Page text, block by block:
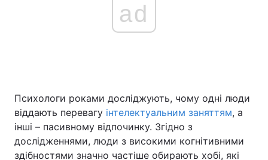
ad
Психологи роками досліджують, чому одні люди
віддають перевагу інтелектуальним заняттям, а
інші – пасивному відпочинку. Згідно з
дослідженнями, люди з високими когнітивними
здібностями значно частіше обирають хобі, які